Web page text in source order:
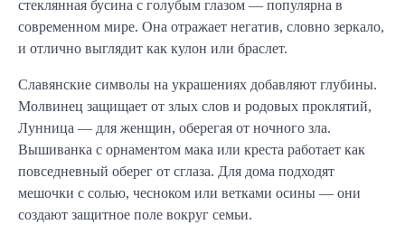
стеклянная бусина с голубым глазом — популярна в
современном мире. Она отражает негатив, словно зеркало,
и отлично выглядит как кулон или браслет.
Славянские символы на украшениях добавляют глубины.
Молвинец защищает от злых слов и родовых проклятий,
Лунница — для женщин, оберегая от ночного зла.
Вышиванка с орнаментом мака или креста работает как
повседневный оберег от сглаза. Для дома подходят
мешочки с солью, чесноком или ветками осины — они
создают защитное поле вокруг семьи.